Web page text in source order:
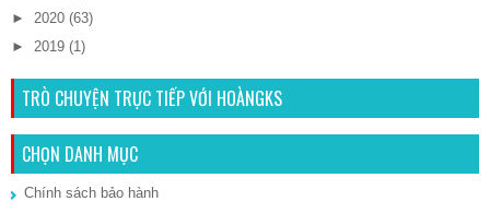
► 2020 (63)
► 2019 (1)
TRÒ CHUYỆN TRỰC TIẾP VỚI HOÀNGKS
CHỌN DANH MỤC
Chính sách bảo hành